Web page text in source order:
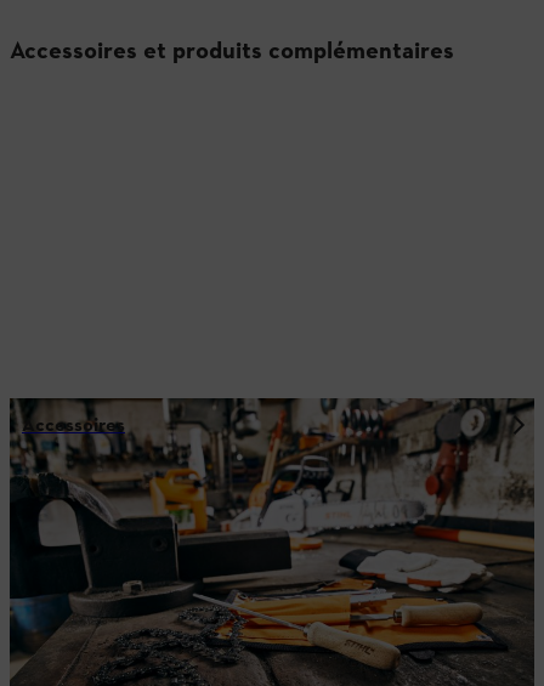
Accessoires et produits complémentaires
Accessoires